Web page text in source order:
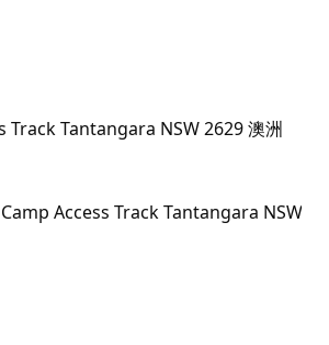
馬結合起來，舊雪山露營地 (Old
是充滿歷史底蘊的「口袋騎行」
起點。
眼福，因為這裡棲息著大量的畫眉、
如果您想體驗釣鱒魚的樂趣，科修斯
小溪和河流也能滿足您的需求。
Track Tantangara NSW 2629 澳洲